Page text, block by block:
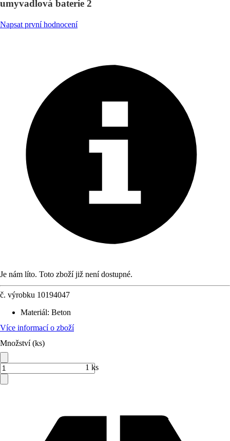
umyvadlová baterie 2
Napsat první hodnocení
Je nám líto. Toto zboží již není dostupné.
č. výrobku 10194047
Materiál: Beton
Více informací o zboží
Množství (ks)
1 ks